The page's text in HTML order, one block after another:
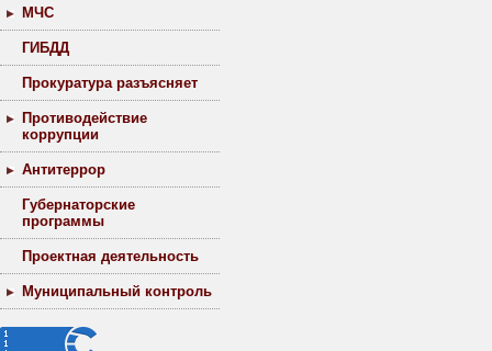
МЧС
ГИБДД
Прокуратура разъясняет
Противодействие
коррупции
Антитеррор
Губернаторские
программы
Проектная деятельность
Муниципальный контроль